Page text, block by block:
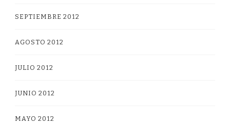
SEPTIEMBRE 2012
AGOSTO 2012
JULIO 2012
JUNIO 2012
MAYO 2012